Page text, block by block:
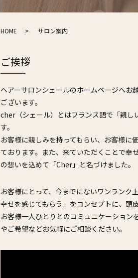
HOME サロン案内
ご挨拶
ヘアーサロンシェールのホームページへお
ございます。
cher（シェール）とはフランス語で「親し
す。
お客様に親しみを持ってもらい、お客様に
ております。また、来ていただくことで幸
の想いを込めて「Cher」と名づけました。
お客様にとって、今までにないワンランク
幸せを感じてもらう」をコンセプトに、頭
お客様一人ひとりとのコミュニケーショ
やご希望などお気軽にご相談ください。